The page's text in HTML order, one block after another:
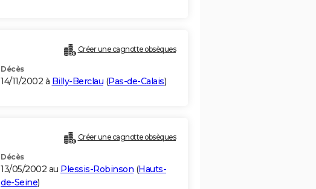
Créer une cagnotte obsèques
Décès
14/11/2002 à Billy-Berclau (Pas-de-Calais)
Créer une cagnotte obsèques
Décès
13/05/2002 au Plessis-Robinson (Hauts-
de-Seine)